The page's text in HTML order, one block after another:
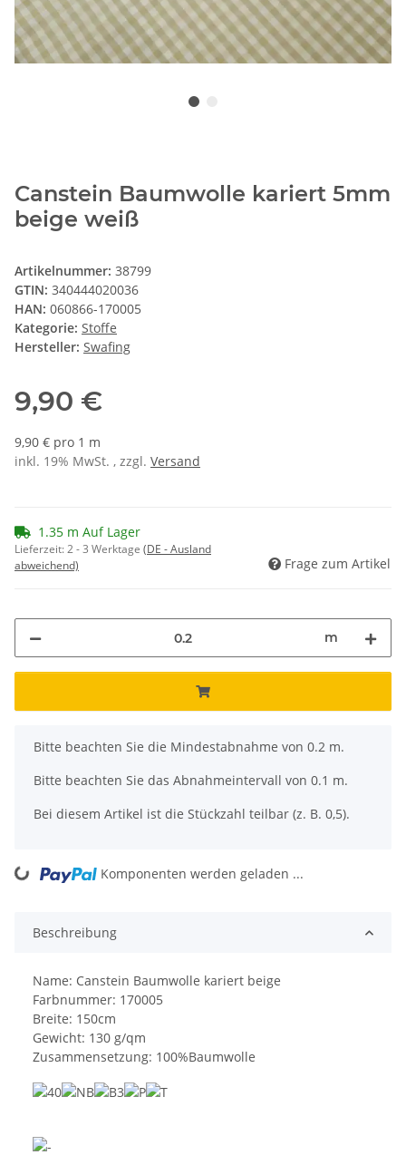
Canstein Baumwolle kariert 5mm
beige weiß
Artikelnummer: 38799
GTIN: 340444020036
HAN: 060866-170005
Kategorie: Stoffe
Hersteller: Swafing
9,90 €
9,90 € pro 1 m
inkl. 19% MwSt. , zzgl. Versand
1.35 m Auf Lager
Lieferzeit:2 - 3 Werktage (DE - Ausland
abweichend)
Frage zum Artikel
m
x
Bitte beachten Sie die Mindestabnahme von 0.2 m.
Bitte beachten Sie das Abnahmeintervall von 0.1 m.
Bei diesem Artikel ist die Stückzahl teilbar (z. B. 0,5).
Komponenten werden geladen ...
Beschreibung
Name: Canstein Baumwolle kariert beige
Farbnummer: 170005
Breite: 150cm
Gewicht: 130 g/qm
Zusammensetzung: 100%Baumwolle